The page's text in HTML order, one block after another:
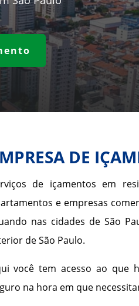
DE
de içamentos em
e empresas
nas cidades de São
de São Paulo.
você tem acesso ao que
na hora em que